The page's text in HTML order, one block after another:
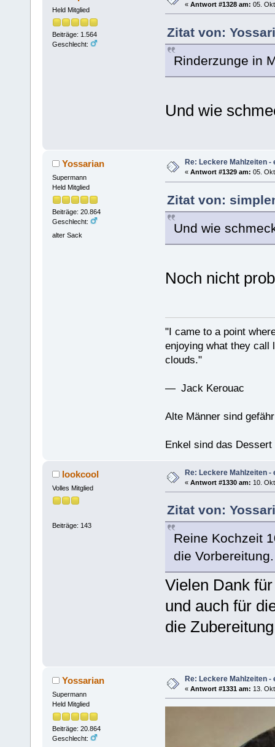
Held Mitglied
Beiträge: 1.564
Geschlecht:
« Antwort #1328 am: 05.
Zitat von:
Rinderzunge in
Und wie
Yossarian
Supermann
Held Mitglied
Beiträge: 20.864
Geschlecht:
alter Sack
Re: Leckere Mahlzeiten -
« Antwort #1329 am: 05.
Zitat von:
Und wie
Noch nicht
"I came to a point
enjoying what they call
clouds."
— Jack Kerouac
Alte Männer sind
Enkel sind das Dessert
lookcool
Volles Mitglied
Beiträge: 143
Re: Leckere Mahlzeiten -
« Antwort #1330 am: 10.
Zitat von:
Reine Kochzeit
die Vorbereitung.
Vielen Dank
und auch für
die
Yossarian
Supermann
Held Mitglied
Beiträge: 20.864
Geschlecht:
Re: Leckere Mahlzeiten -
« Antwort #1331 am: 13.